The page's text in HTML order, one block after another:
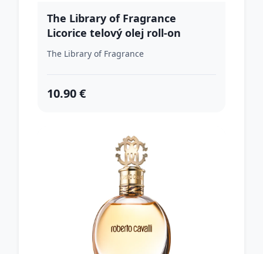
The Library of Fragrance
Licorice telový olej roll-on
unisex 10 ml
The Library of Fragrance
10.90 €